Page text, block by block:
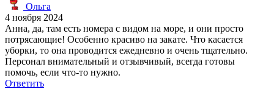
Ольга
4 ноября 2024
Анна, да, там есть номера с видом на море, и они просто
потрясающие! Особенно красиво на закате. Что касается
уборки, то она проводится ежедневно и очень тщательно.
Персонал внимательный и отзывчивый, всегда готовы
помочь, если что-то нужно.
Ответить